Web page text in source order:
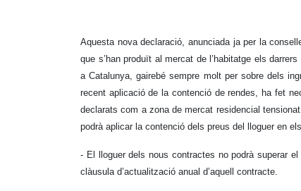
Aquesta nova declaració, anunciada ja per la
que s’han produït al mercat de l’habitatge els
a Catalunya, gairebé sempre molt per sobre dels
recent aplicació de la contenció de rendes, ha fet
declarats com a zona de mercat residencial
podrà aplicar la contenció dels preus del lloguer en
- El lloguer dels nous contractes no podrà superar
clàusula d’actualització anual d’aquell contracte.